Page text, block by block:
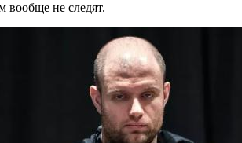
вообще не следят.